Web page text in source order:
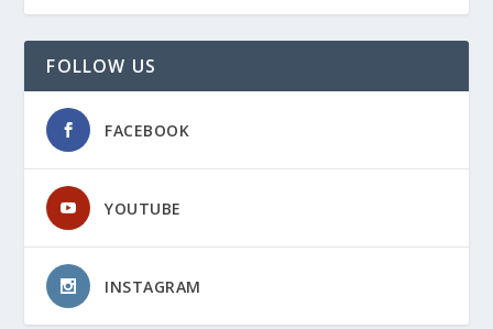
FOLLOW US
FACEBOOK
YOUTUBE
INSTAGRAM